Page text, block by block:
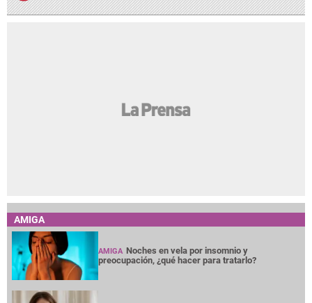
AMIGA
AMIGA Noches en vela por insomnio y
preocupación, ¿qué hacer para tratarlo?